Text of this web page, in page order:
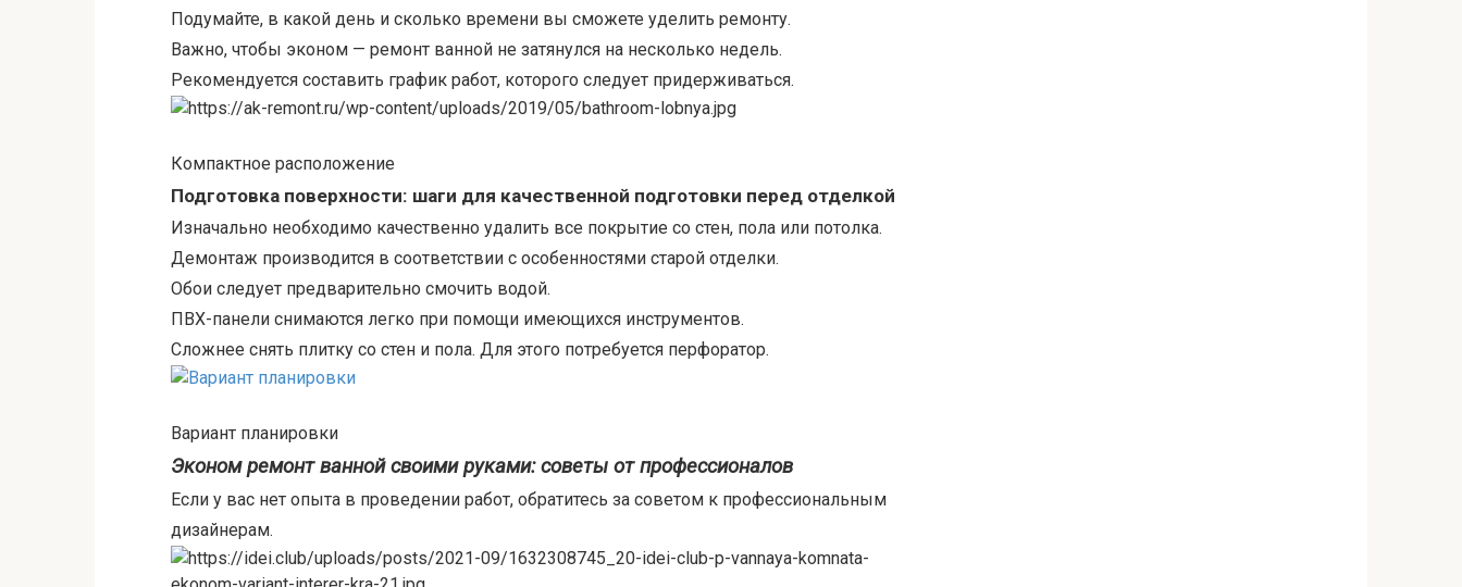
Подумайте, в какой день и сколько времени вы сможете уделить ремонту.
Важно, чтобы эконом — ремонт ванной не затянулся на несколько недель.
Рекомендуется составить график работ, которого следует придерживаться.
Компактное расположение
Подготовка поверхности: шаги для качественной подготовки перед отделкой
Изначально необходимо качественно удалить все покрытие со стен, пола или потолка.
Демонтаж производится в соответствии с особенностями старой отделки.
Обои следует предварительно смочить водой.
ПВХ-панели снимаются легко при помощи имеющихся инструментов.
Сложнее снять плитку со стен и пола. Для этого потребуется перфоратор.
Вариант планировки
Эконом ремонт ванной своими руками: советы от профессионалов
Если у вас нет опыта в проведении работ, обратитесь за советом к профессиональным
дизайнерам.